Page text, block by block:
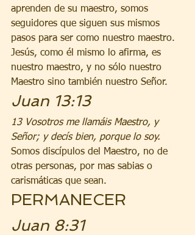
aprenden de su maestro, somos
seguidores que siguen sus mismos
pasos para ser como nuestro maestro.
Jesús, como él mismo lo afirma, es
nuestro maestro, y no sólo nuestro
Maestro sino también nuestro Señor.
Juan 13:13
13 Vosotros me llamáis Maestro, y
Señor; y decís bien, porque lo soy.
Somos discípulos del Maestro, no de
otras personas, por mas sabias o
carismáticas que sean.
PERMANECER
Juan 8:31